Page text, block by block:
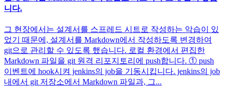
니다.
그 현장에서는 설계서를 스프레드 시트로 작성하는 악습이 있
었기 때문에, 설계서를 Markdown에서 작성하도록 변경하여
git으로 관리할 수 있도록 했습니다. 로컬 환경에서 편집한
Markdown 파일을 git 원격 리포지토리에 push합니다. ① push
이벤트에 hook시켜 jenkins의 job을 기동시킵니다. jenkins의 job
내에서 git 저장소에서 Markdown 파일과, 그...